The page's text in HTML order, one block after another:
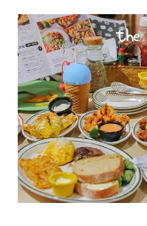
美
式
餐
廳
|
熱
情
HOOTERS
女
郎
呼
拉
圈